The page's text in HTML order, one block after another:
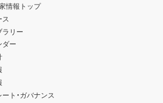
情報トップ
ス
ラリー
ダー
ト・ガバナンス